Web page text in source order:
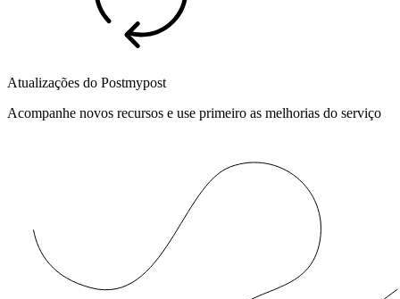
Atualizações do Postmypost
Acompanhe novos recursos e use primeiro as melhorias do serviço